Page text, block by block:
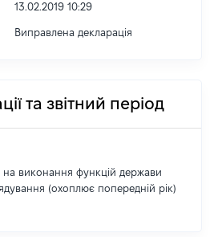
13.02.2019 10:29
Виправлена декларація
та звітний період
виконання функцій держави
(охоплює попередній рік)